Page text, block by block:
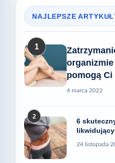
NAJLEPSZE
1
pomogą
problem
4 marca 2022
2
6
24 listopada